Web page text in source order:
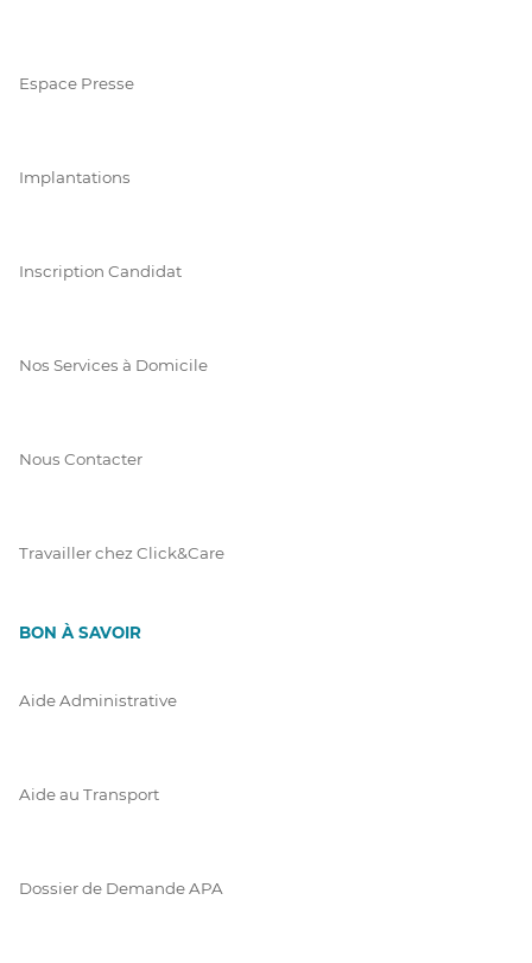
Espace Presse
Implantations
Inscription Candidat
Nos Services à Domicile
Nous Contacter
Travailler chez Click&Care
BON À SAVOIR
Aide Administrative
Aide au Transport
Dossier de Demande APA